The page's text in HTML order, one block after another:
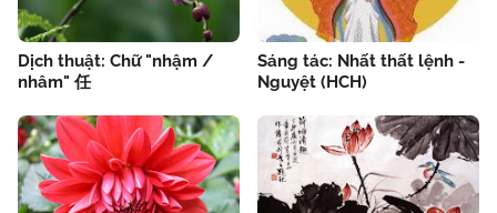
Dịch thuật: Chữ "nhậm /
nhâm" 任
Sáng tác: Nhất thất lệnh -
Nguyệt (HCH)